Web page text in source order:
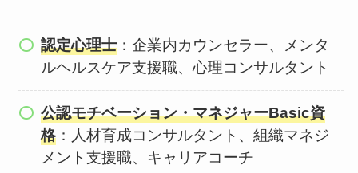
認定心理士：企業内カウンセラー、メンタ
ルヘルスケア支援職、心理コンサルタント
公認モチベーション・マネジャーBasic資
格：人材育成コンサルタント、組織マネジ
メント支援職、キャリアコーチ